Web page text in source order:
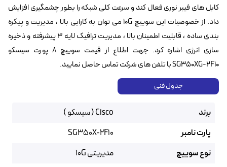
کابل های فیبر نوری فعال کند و سرعت کلی شبکه را بطور چشمگیری افزایش
داد. از خصوصیات این سوییچ 10G می توان به کارایی بالا ، مدیریت و پیکره
بندی ساده ، قابلیت اطمینان بالا ،‌ مدیریت ترافیک لایه ۳ پیشرفته و ذخیره
سازی انرژی اشاره کرد. جهت اطلاع از قیمت سوییچ ۸ پورت سیسکو
SG350XG-2F10 با تلفن های شرکت تماس حاصل نمایید.
جدول فنی
برند
Cisco ( سیسکو )
پارت نامبر
SG350X-2F10
نوع سوییچ
مدیریتی 10G